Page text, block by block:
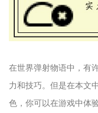
在世界弹射物语中，有
力和技巧。但是在本文
色，你可以在游戏中体